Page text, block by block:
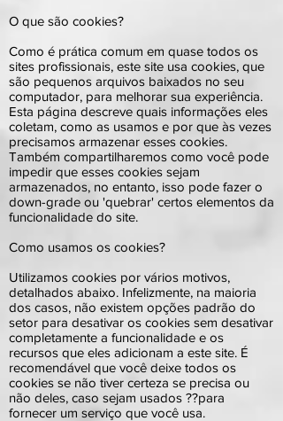
O que são cookies?
Como é prática comum em quase todos os
sites profissionais, este site usa cookies, que
são pequenos arquivos baixados no seu
computador, para melhorar sua experiência.
Esta página descreve quais informações eles
coletam, como as usamos e por que às vezes
precisamos armazenar esses cookies.
Também compartilharemos como você pode
impedir que esses cookies sejam
armazenados, no entanto, isso pode fazer o
down-grade ou 'quebrar' certos elementos da
funcionalidade do site.
Como usamos os cookies?
Utilizamos cookies por vários motivos,
detalhados abaixo. Infelizmente, na maioria
dos casos, não existem opções padrão do
setor para desativar os cookies sem desativar
completamente a funcionalidade e os
recursos que eles adicionam a este site. É
recomendável que você deixe todos os
cookies se não tiver certeza se precisa ou
não deles, caso sejam usados ??para
fornecer um serviço que você usa.